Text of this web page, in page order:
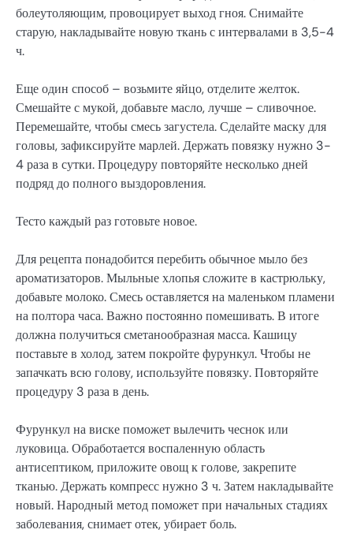
болеутоляющим, провоцирует выход гноя. Снимайте
старую, накладывайте новую ткань с интервалами в 3,5-4
ч.
Еще один способ – возьмите яйцо, отделите желток.
Смешайте с мукой, добавьте масло, лучше – сливочное.
Перемешайте, чтобы смесь загустела. Сделайте маску для
головы, зафиксируйте марлей. Держать повязку нужно 3-
4 раза в сутки. Процедуру повторяйте несколько дней
подряд до полного выздоровления.
Тесто каждый раз готовьте новое.
Для рецепта понадобится перебить обычное мыло без
ароматизаторов. Мыльные хлопья сложите в кастрюльку,
добавьте молоко. Смесь оставляется на маленьком пламени
на полтора часа. Важно постоянно помешивать. В итоге
должна получиться сметанообразная масса. Кашицу
поставьте в холод, затем покройте фурункул. Чтобы не
запачкать всю голову, используйте повязку. Повторяйте
процедуру 3 раза в день.
Фурункул на виске поможет вылечить чеснок или
луковица. Обработается воспаленную область
антисептиком, приложите овощ к голове, закрепите
тканью. Держать компресс нужно 3 ч. Затем накладывайте
новый. Народный метод поможет при начальных стадиях
заболевания, снимает отек, убирает боль.